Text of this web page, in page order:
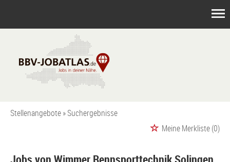
Stellenangebote Suchergebnisse
Meine Merkliste(0)